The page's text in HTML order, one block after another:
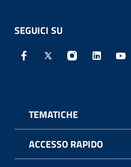
SEGUICI SU
Facebook - Sito
X - Sito esterno
Instagram -
TEMATICHE
ACCESSO RAPIDO